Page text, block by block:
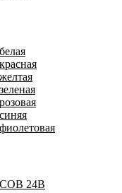
24В